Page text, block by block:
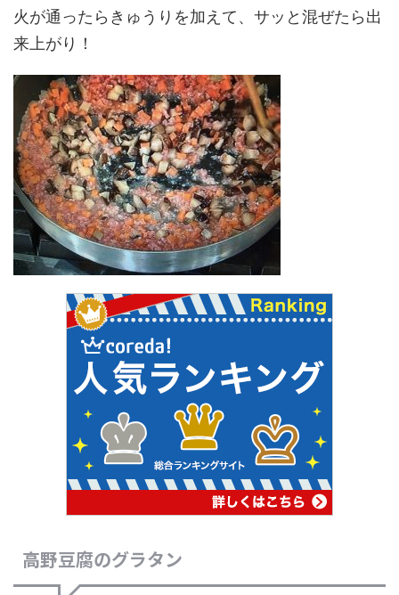
火が通ったらきゅうりを加えて、サッと混ぜたら出
来上がり！
高野豆腐のグラタン